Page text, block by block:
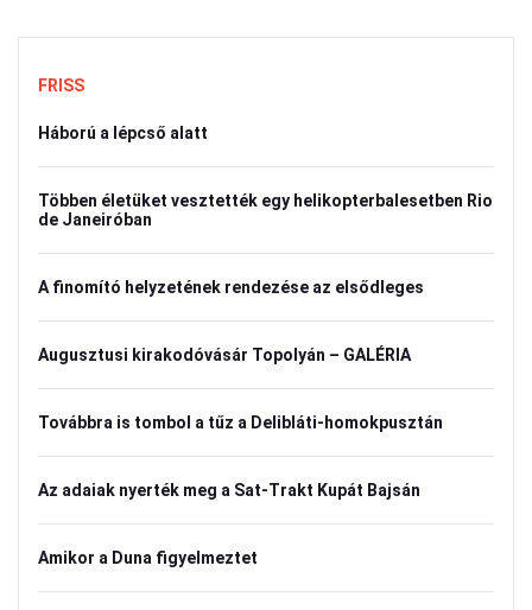
FRISS
Háború a lépcső alatt
Többen életüket vesztették egy helikopterbalesetben Rio
de Janeiróban
A finomító helyzetének rendezése az elsődleges
Augusztusi kirakodóvásár Topolyán – GALÉRIA
Továbbra is tombol a tűz a Delibláti-homokpusztán
Az adaiak nyerték meg a Sat-Trakt Kupát Bajsán
Amikor a Duna figyelmeztet